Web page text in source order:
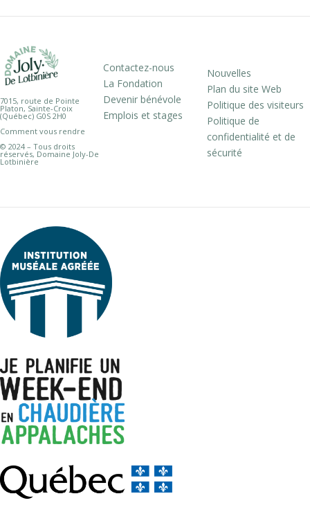
7015, route de Pointe
Platon, Sainte-Croix
(Québec) G0S 2H0
Comment vous rendre
© 2024 – Tous droits
réservés, Domaine Joly-De
Lotbinière
Contactez-nous
La Fondation
Devenir bénévole
Emplois et stages
Nouvelles
Plan du site Web
Politique des visiteurs
Politique de
confidentialité et de
sécurité